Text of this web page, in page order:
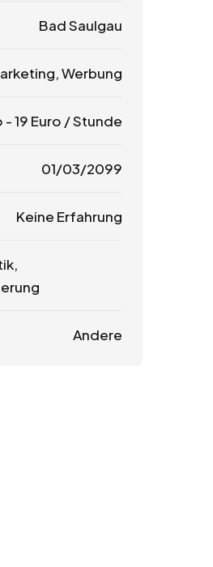
Bad Saulgau
Werbung
-19 Euro / Stunde
01/03/2099
Keine Erfahrung
Andere